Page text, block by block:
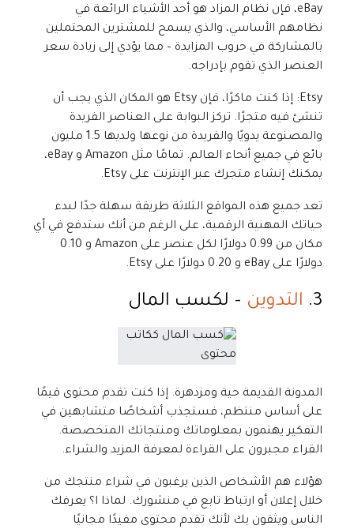
eBay، فإن نظام المزاد هو أحد الأشياء الرائعة في
نظامهم الأساسي، والذي يسمح للمشترين المحتملين
بالمشاركة في حروب المزايدة – مما يؤدي إلى زيادة سعر
العنصر الذي تقوم بإدراجه.
Etsy: إذا كنت ماكرًا، فإن Etsy هو المكان الذي يجب أن
تنشئ فيه متجرًا. تركز البوابة على العناصر الفريدة
والمصنوعة يدويًا والفريدة من نوعها ولديها 1.5 مليون
بائع في جميع أنحاء العالم. تمامًا مثل Amazon و eBay،
يمكنك إنشاء متجرك عبر الإنترنت على Etsy.
تعد جميع هذه المواقع الثلاثة طريقة سهلة جدًا لبدء
حياتك المهنية الرقمية، على الرغم من أنك ستدفع في أي
مكان من 0.99 دولارًا لكل عنصر على Amazon و 0.10
دولارًا على eBay و 0.20 دولارًا على Etsy.
3. التدوين – لكسب المال
المدونة القديمة حية ومزدهرة. إذا كنت تقدم محتوى قيمًا
على أساس منتظم، فستجذب أشخاصًا متشابهين في
التفكير يهتمون بمعلوماتك ومنتجاتك المتخصصة.
القراء مجبرون على القراءة لمعرفة المزيد والشراء.
هؤلاء هم الأشخاص الذين يرغبون في شراء منتجك من
خلال إعلان أو ارتباط تابع في منشورك. لماذا ا؟ يعرفك
الناس ويثقون بك لأنك تقدم محتوى مفيدًا مجانيًا